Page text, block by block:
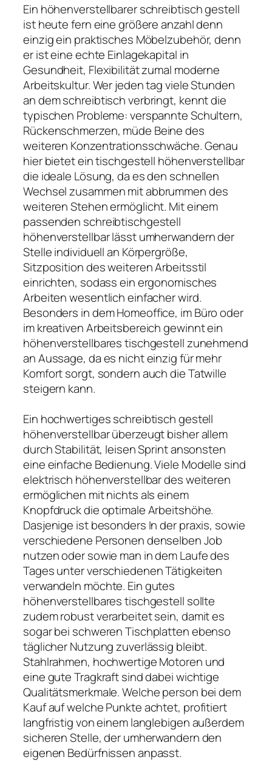
Ein höhenverstellbarer schreibtisch gestell
ist heute fern eine größere anzahl denn
einzig ein praktisches Möbelzubehör, denn
er ist eine echte Einlagekapital in
Gesundheit, Flexibilität zumal moderne
Arbeitskultur. Wer jeden tag viele Stunden
an dem schreibtisch verbringt, kennt die
typischen Probleme: verspannte Schultern,
Rückenschmerzen, müde Beine des
weiteren Konzentrationsschwäche. Genau
hier bietet ein tischgestell höhenverstellbar
die ideale Lösung, da es den schnellen
Wechsel zusammen mit abbrummen des
weiteren Stehen ermöglicht. Mit einem
passenden schreibtischgestell
höhenverstellbar lässt umherwandern der
Stelle individuell an Körpergröße,
Sitzposition des weiteren Arbeitsstil
einrichten, sodass ein ergonomisches
Arbeiten wesentlich einfacher wird.
Besonders in dem Homeoffice, im Büro oder
im kreativen Arbeitsbereich gewinnt ein
höhenverstellbares tischgestell zunehmend
an Aussage, da es nicht einzig für mehr
Komfort sorgt, sondern auch die Tatwille
steigern kann.
Ein hochwertiges schreibtisch gestell
höhenverstellbar überzeugt bisher allem
durch Stabilität, leisen Sprint ansonsten
eine einfache Bedienung. Viele Modelle sind
elektrisch höhenverstellbar des weiteren
ermöglichen mit nichts als einem
Knopfdruck die optimale Arbeitshöhe.
Dasjenige ist besonders In der praxis, sowie
verschiedene Personen denselben Job
nutzen oder sowie man in dem Laufe des
Tages unter verschiedenen Tätigkeiten
verwandeln möchte. Ein gutes
höhenverstellbares tischgestell sollte
zudem robust verarbeitet sein, damit es
sogar bei schweren Tischplatten ebenso
täglicher Nutzung zuverlässig bleibt.
Stahlrahmen, hochwertige Motoren und
eine gute Tragkraft sind dabei wichtige
Qualitätsmerkmale. Welche person bei dem
Kauf auf welche Punkte achtet, profitiert
langfristig von einem langlebigen außerdem
sicheren Stelle, der umherwandern den
eigenen Bedürfnissen anpasst.